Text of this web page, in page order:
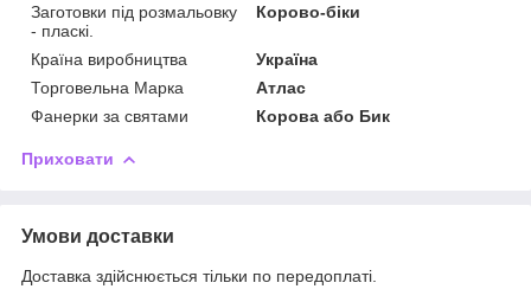
Заготовки під розмальовку
- пласкі.
Корово-біки
Країна виробництва
Україна
Торговельна Марка
Атлас
Фанерки за святами
Корова або Бик
Приховати
Умови доставки
Доставка здійснюється тільки по передоплаті.